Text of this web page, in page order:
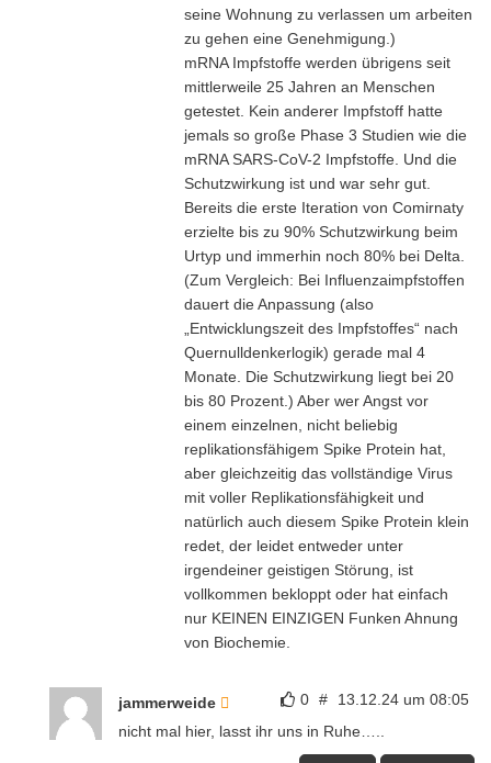
seine Wohnung zu verlassen um arbeiten
zu gehen eine Genehmigung.)
mRNA Impfstoffe werden übrigens seit
mittlerweile 25 Jahren an Menschen
getestet. Kein anderer Impfstoff hatte
jemals so große Phase 3 Studien wie die
mRNA SARS-CoV-2 Impfstoffe. Und die
Schutzwirkung ist und war sehr gut.
Bereits die erste Iteration von Comirnaty
erzielte bis zu 90% Schutzwirkung beim
Urtyp und immerhin noch 80% bei Delta.
(Zum Vergleich: Bei Influenzaimpfstoffen
dauert die Anpassung (also
„Entwicklungszeit des Impfstoffes“ nach
Quernulldenkerlogik) gerade mal 4
Monate. Die Schutzwirkung liegt bei 20
bis 80 Prozent.) Aber wer Angst vor
einem einzelnen, nicht beliebig
replikationsfähigem Spike Protein hat,
aber gleichzeitig das vollständige Virus
mit voller Replikationsfähigkeit und
natürlich auch diesem Spike Protein klein
redet, der leidet entweder unter
irgendeiner geistigen Störung, ist
vollkommen bekloppt oder hat einfach
nur KEINEN EINZIGEN Funken Ahnung
von Biochemie.
0 # 13.12.24 um 08:05
jammerweide
nicht mal hier, lasst ihr uns in Ruhe…..